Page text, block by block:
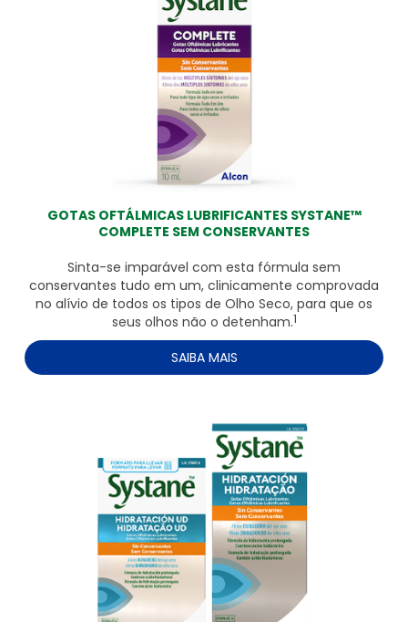
GOTAS OFTÁLMICAS LUBRIFICANTES SYSTANE™
COMPLETE SEM CONSERVANTES
Sinta-se imparável com esta fórmula sem
conservantes tudo em um, clinicamente comprovada
no alívio de todos os tipos de Olho Seco, para que os
seus olhos não o detenham.1
SAIBA MAIS